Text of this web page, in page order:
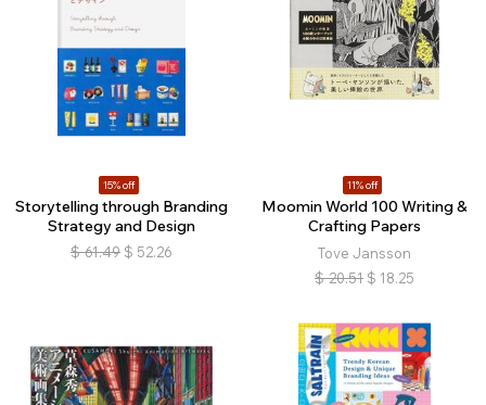
15% off
Storytelling through Branding
Strategy and Design
$ 61.49 $ 52.26
11% off
Moomin World 100 Writing &
Crafting Papers
Tove Jansson
$ 20.51 $ 18.25